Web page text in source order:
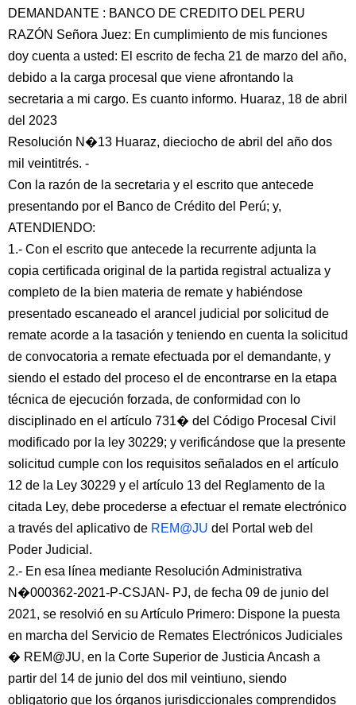
DEMANDANTE : BANCO DE CREDITO DEL PERU
RAZÓN Señora Juez: En cumplimiento de mis funciones
doy cuenta a usted: El escrito de fecha 21 de marzo del año,
debido a la carga procesal que viene afrontando la
secretaria a mi cargo. Es cuanto informo. Huaraz, 18 de abril
del 2023
Resolución N�13 Huaraz, dieciocho de abril del año dos
mil veintitrés. -
Con la razón de la secretaria y el escrito que antecede
presentando por el Banco de Crédito del Perú; y,
ATENDIENDO:
1.- Con el escrito que antecede la recurrente adjunta la
copia certificada original de la partida registral actualiza y
completo de la bien materia de remate y habiéndose
presentado escaneado el arancel judicial por solicitud de
remate acorde a la tasación y teniendo en cuenta la solicitud
de convocatoria a remate efectuada por el demandante, y
siendo el estado del proceso el de encontrarse en la etapa
técnica de ejecución forzada, de conformidad con lo
disciplinado en el artículo 731� del Código Procesal Civil
modificado por la ley 30229; y verificándose que la presente
solicitud cumple con los requisitos señalados en el artículo
12 de la Ley 30229 y el artículo 13 del Reglamento de la
citada Ley, debe procederse a efectuar el remate electrónico
a través del aplicativo de REM@JU del Portal web del
Poder Judicial.
2.- En esa línea mediante Resolución Administrativa
N�000362-2021-P-CSJAN- PJ, de fecha 09 de junio del
2021, se resolvió en su Artículo Primero: Dispone la puesta
en marcha del Servicio de Remates Electrónicos Judiciales
� REM@JU, en la Corte Superior de Justicia Ancash a
partir del 14 de junio del dos mil veintiuno, siendo
obligatorio que los órganos jurisdiccionales comprendidos